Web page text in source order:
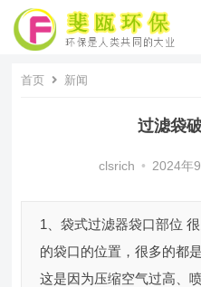
首页 新闻
过滤袋
clsrich • 2024年
1、袋式过滤器袋口部位
的袋口的位置，很多的都
这是因为压缩空气过高、